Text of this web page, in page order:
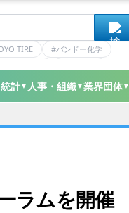
TIRE
#バンドー化学
計▼ 人事・組織▼業界団体▼
ラムを開催